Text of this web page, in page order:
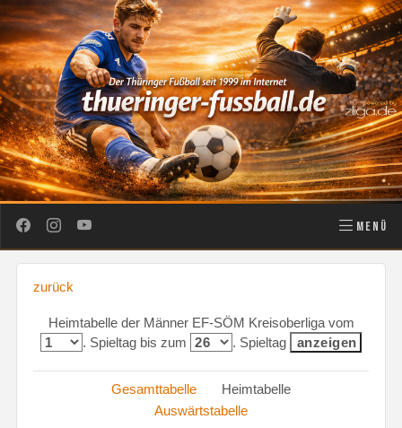
MENÜ
zurück
Heimtabelle der Männer EF-SÖM Kreisoberliga vom
. Spieltag bis zum
. Spieltag
Gesamttabelle Heimtabelle
Auswärtstabelle